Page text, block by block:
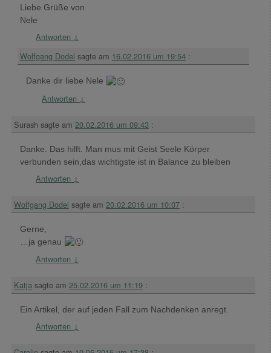
Liebe Grüße von
Nele
Antworten ↓
Wolfgang Dodel sagte am 16.02.2016 um 19:54 :
Danke dir liebe Nele
Antworten ↓
Surash sagte am 20.02.2016 um 09:43 :
Danke. Das hilft. Man mus mit Geist Seele Körper
verbunden sein,das wichtigste ist in Balance zu bleiben
Antworten ↓
Wolfgang Dodel sagte am 20.02.2016 um 10:07 :
Gerne,
…ja genau
Antworten ↓
Katja sagte am 25.02.2016 um 11:19 :
Ein Artikel, der auf jeden Fall zum Nachdenken anregt.
Antworten ↓